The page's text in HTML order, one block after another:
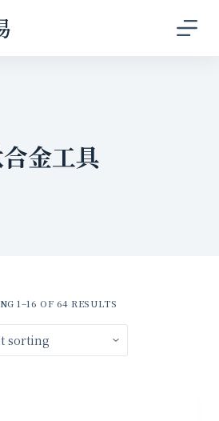
金工具
1–16 OF 64 RESULTS